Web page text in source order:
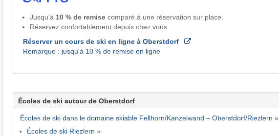
Jusqu'à 10 % de remise comparé à une réservation sur place.
Réservez confortablement depuis chez vous
Réserver un cours de ski en ligne à Oberstdorf
Remarque : jusqu'à 10 % de remise en ligne
Écoles de ski autour de Oberstdorf
Écoles de ski dans le domaine skiable Fellhorn/​Kanzelwand – Oberstdorf/​Riezlern »
Écoles de ski Riezlern »